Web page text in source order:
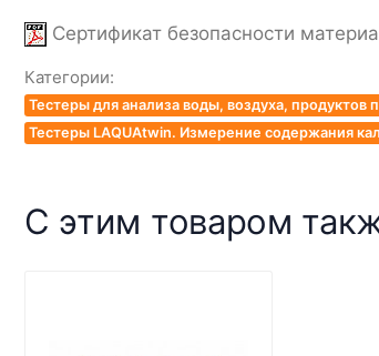
Сертификат безопасности
Категории:
Тестеры для анализа воды, воздуха, продуктов
Тестеры LAQUAtwin. Измерение содержания
С этим товаром